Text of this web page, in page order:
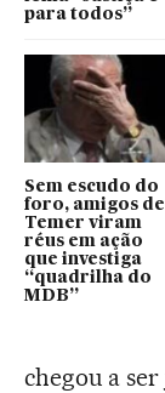
para todos”
Sem escudo do
foro, amigos de
Temer viram
réus em ação
que investiga
“quadrilha do
MDB”
chegou a